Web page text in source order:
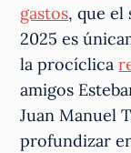
gastos, que el
2025 es
la procíclica
amigos
Juan Manuel
profundizar